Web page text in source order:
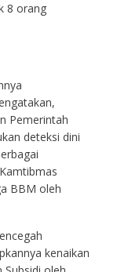
8 orang
Pemerintah
deteksi dini
BBM oleh
kenaikan